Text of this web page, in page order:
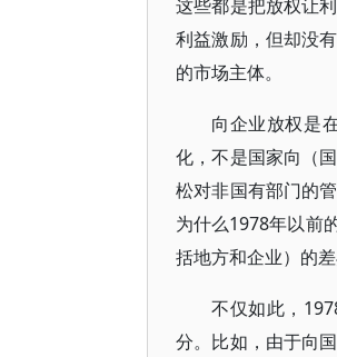
这些都是把放权让
利益激励，但却没
的市场主体。
向企业放权是
化，不是国家向（
松对非国有部门的
为什么1978年以前
括地方和企业）的
不仅如此，
分。比如，由于向